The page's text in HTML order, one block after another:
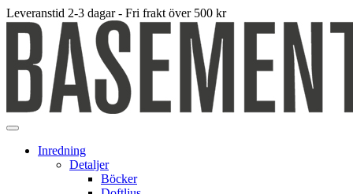
Leveranstid 2-3 dagar - Fri frakt över 500 kr
Inredning
Detaljer
Böcker